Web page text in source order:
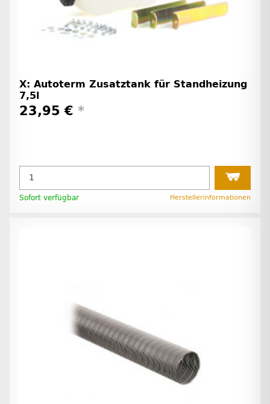
X: Autoterm Zusatztank für Standheizung
7,5l
23,95 € *
Sofort verfügbar Herstellerinformationen